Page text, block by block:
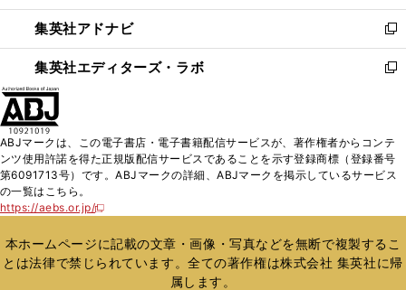
開
く
ウ
で
開
く
ン
ド
ウ
で
ウ
ィ
ン
ド
く
集英社アドナビ
新
し
い
ド
ウ
で
集英社エディターズ・ラボ
新
ィ
ン
ド
開
く
ABJマークは、この電子書店・電子書籍配信サービスが、著作権者からコンテ
ンツ使用許諾を得た正規版配信サービスであることを示す登録商標（登録番号
第6091713号）です。ABJマークの詳細、ABJマークを掲示しているサービス
の一覧はこちら。
https://aebs.or.jp/
新
い
ウ
ィ
本ホームページに記載の文章・画像・写真などを無断で複製するこ
とは法律で禁じられています。全ての著作権は株式会社 集英社に帰
属します。